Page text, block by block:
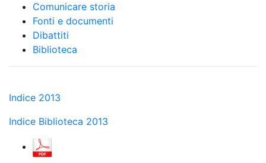
Comunicare storia
Fonti e documenti
Dibattiti
Biblioteca
Indice 2013
Indice Biblioteca 2013